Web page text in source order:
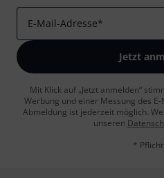
E-Mail-Adresse*
Jetzt
Mit Klick auf „Jetzt anmelden“
Werbung und einer Messung des
Abmeldung ist jederzeit möglich.
unseren
*